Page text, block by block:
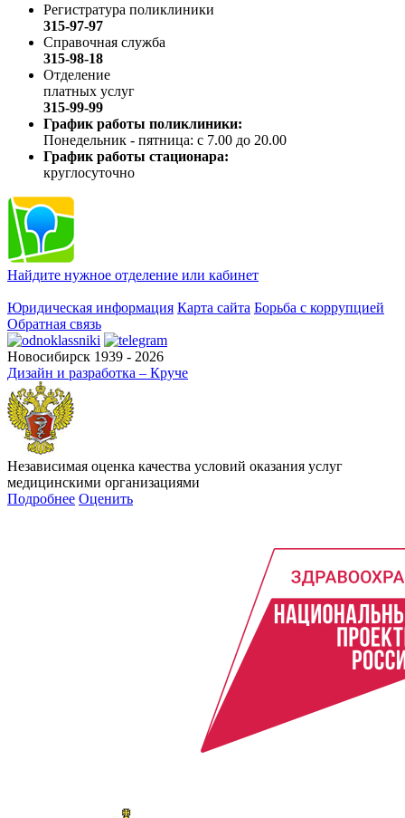
Регистратура поликлиники
315-97-97
Справочная служба
315-98-18
Отделение
платных услуг
315-99-99
График работы поликлиники:
Понедельник - пятница: с 7.00 до 20.00
График работы стационара:
круглосуточно
Найдите нужное отделение или кабинет
Юридическая информация Карта сайта Борьба с коррупцией
Обратная связь
Новосибирск 1939 - 2026
Дизайн и разработка – Круче
Независимая оценка качества условий оказания услуг
медицинскими организациями
Подробнее Оценить